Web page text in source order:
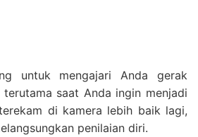
untuk mengajari Anda gerak
saat Anda ingin menjadi
di kamera lebih baik lagi,
penilaian diri.